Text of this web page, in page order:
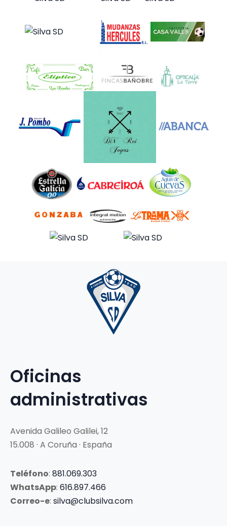
Oficinas
administrativas
Avenida Galileo Galilei, 12
15.008 · A Coruña · España
Teléfono: 881.069.303
WhatsApp: 616.897.466
Correo-e: silva@clubsilva.com